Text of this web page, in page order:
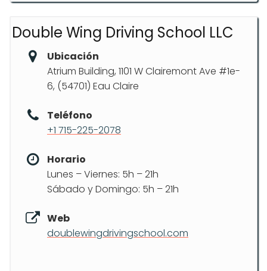
Armas
Double Wing Driving School LLC
Ubicación
Atrium Building, 1101 W Clairemont Ave #1e-
6, (54701) Eau Claire
Teléfono
+1 715-225-2078
Horario
Lunes – Viernes: 5h – 21h
Sábado y Domingo: 5h – 21h
Web
doublewingdrivingschool.com